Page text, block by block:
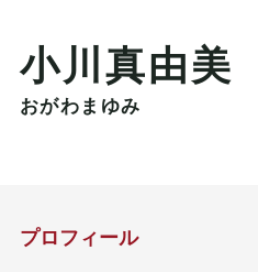
小川真由美
おがわまゆみ
プロフィール